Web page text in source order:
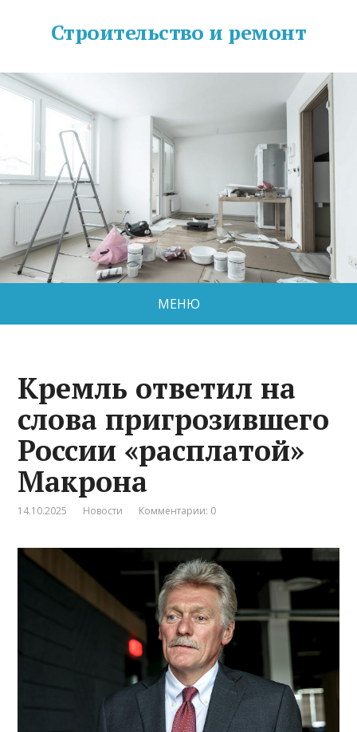
Строительство и ремонт
МЕНЮ
Кремль ответил на
слова пригрозившего
России «расплатой»
Макрона
14.10.2025 Новости Комментарии: 0